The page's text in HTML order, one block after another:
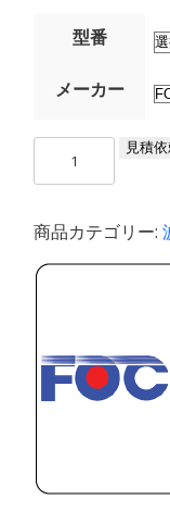
型番
メーカー
オ
ー
ダ
板
個
見積
商品カテゴリー: